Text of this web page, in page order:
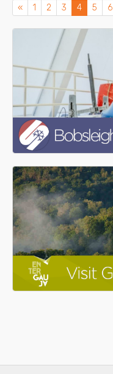
«Previous
1 2 3 4 5 6